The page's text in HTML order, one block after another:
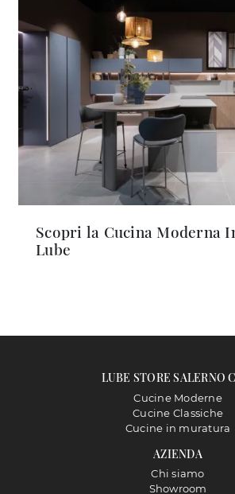
Scopri la Cucina Moderna
Lube
LUBE STORE SALERNO
Cucine Moderne
Cucine Classiche
Cucine in muratura
AZIENDA
Chi siamo
Showroom